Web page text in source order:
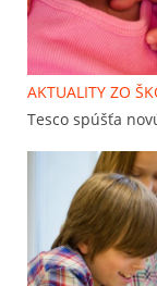
AKTUALITY ZO
Tesco spúšťa